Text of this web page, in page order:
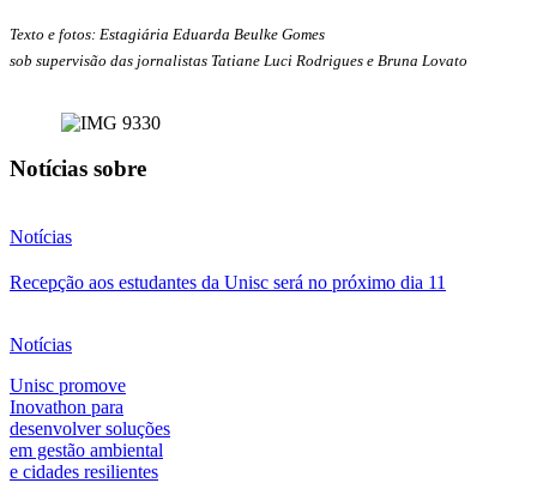
Texto e fotos: Estagiária Eduarda Beulke Gomes
sob supervisão das jornalistas Tatiane Luci Rodrigues e Bruna Lovato
Notícias sobre
Notícias
Recepção aos estudantes da Unisc será no próximo dia 11
Notícias
Unisc promove
Inovathon para
desenvolver soluções
em gestão ambiental
e cidades resilientes